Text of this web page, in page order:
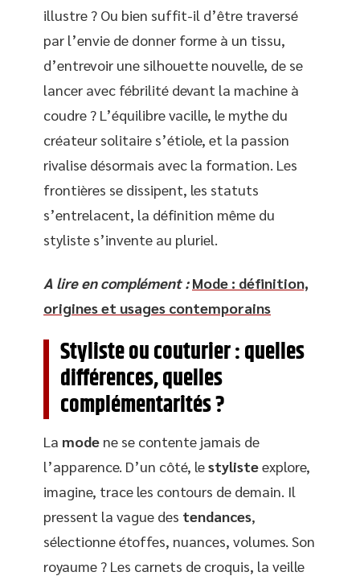
illustre ? Ou bien suffit-il d’être traversé
par l’envie de donner forme à un tissu,
d’entrevoir une silhouette nouvelle, de se
lancer avec fébrilité devant la machine à
coudre ? L’équilibre vacille, le mythe du
créateur solitaire s’étiole, et la passion
rivalise désormais avec la formation. Les
frontières se dissipent, les statuts
s’entrelacent, la définition même du
styliste s’invente au pluriel.
A lire en complément : Mode : définition,
origines et usages contemporains
Styliste ou couturier : quelles
différences, quelles
complémentarités ?
La mode ne se contente jamais de
l’apparence. D’un côté, lestylisteexplore,
imagine, trace les contours de demain. Il
pressent la vague des tendances,
sélectionne étoffes, nuances, volumes. Son
royaume ? Les carnets de croquis, la veille